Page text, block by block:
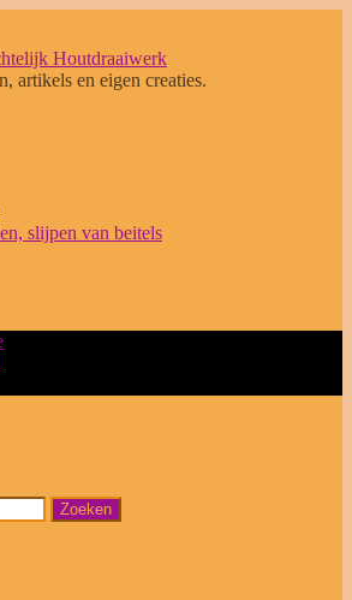
Houtdraaiwerk
artikels en eigen creaties.
slijpen van beitels